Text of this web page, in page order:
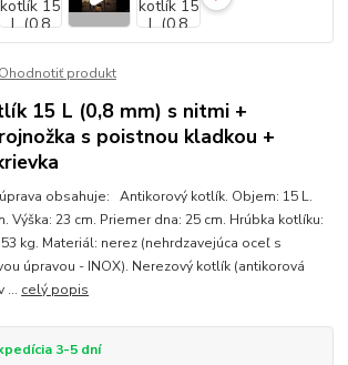
Ohodnotiť produkt
15 L (0,8 mm) s nitmi +
s poistnou kladkou +
obsahuje: Antikorový kotlík. Objem: 15 L.
Výška: 23 cm. Priemer dna: 25 cm. Hrúbka kotlíku:
kg. Materiál: nerez (nehrdzavejúca oceľ s
úpravou - INOX). Nerezový kotlík (antikorová
... celý popis
3-5 dní